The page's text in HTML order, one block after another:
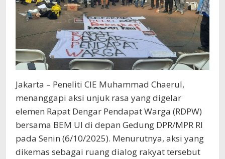
Jakarta – Peneliti CIE Muhammad Chaerul,
menanggapi aksi unjuk rasa yang digelar
elemen Rapat Dengar Pendapat Warga (RDPW)
bersama BEM UI di depan Gedung DPR/MPR RI
pada Senin (6/10/2025). Menurutnya, aksi yang
dikemas sebagai ruang dialog rakyat tersebut